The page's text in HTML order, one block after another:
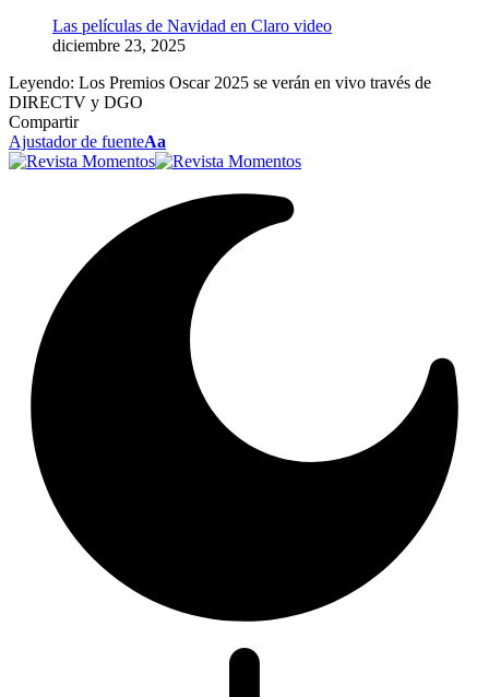
Las películas de Navidad en Claro video
diciembre 23, 2025
Leyendo: Los Premios Oscar 2025 se verán en vivo través de
DIRECTV y DGO
Compartir
Ajustador de fuenteAa